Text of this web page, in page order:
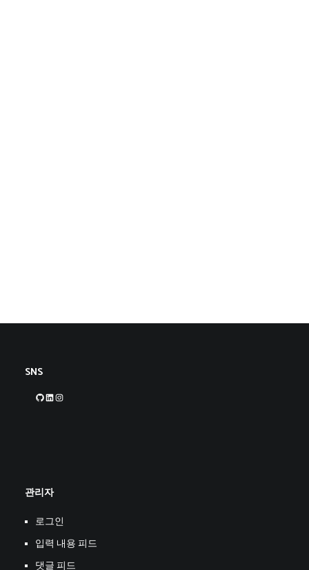
SNS
GitHubLinkedIn
관리자
로그인
입력 내용 피드
댓글 피드